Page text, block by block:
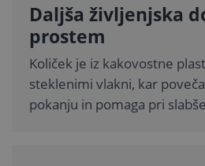
Daljša življenjska
prostem
Količek je iz kakovostne
steklenimi vlakni, kar
pokanju in pomaga pri